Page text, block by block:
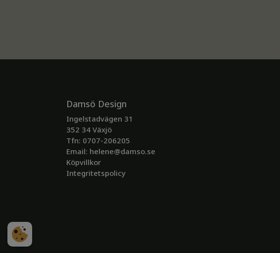
Damsö Design
Ingelstadvägen 31
352 34 Växjö
Tfn: 0707-206205
Email: helene@damso.se
Köpvillkor
Integritetspolicy